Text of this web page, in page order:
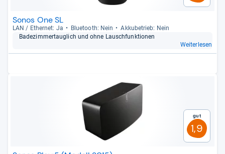
Sonos One SL
LAN / Ether­net: Ja Blue­tooth: Nein
Akku­be­trieb: Nein
Bade­zim­mer­taug­lich und ohne Lausch­funk­tio­nen
Weiterlesen
Gut
1,9